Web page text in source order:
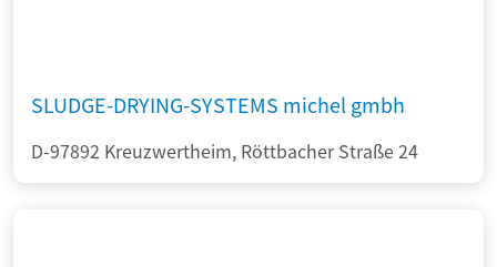
SLUDGE-DRYING-SYSTEMS michel gmbh
D-97892 Kreuzwertheim, Röttbacher Straße 24